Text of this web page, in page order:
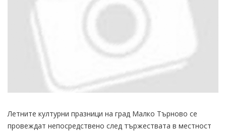
Летните културни празници на град Малко Търново се
провеждат непосредствено след тържествата в местност